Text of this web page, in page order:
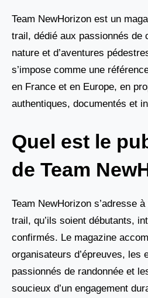
Team NewHorizon est un
trail, dédié aux passionnés de
nature et d’aventures
s’impose comme une
en France et en Europe, en
authentiques, documentés et
Quel est le
de Team
Team NewHorizon s’adresse
trail, qu’ils soient débutants,
confirmés. Le magazine
organisateurs d’épreuves, les
passionnés de randonnée et
soucieux d’un engagement